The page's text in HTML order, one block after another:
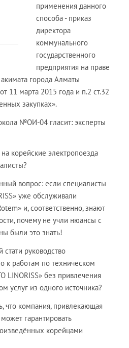
применения данного
способа - приказ
директора
коммунального
государственного
предприятия на праве
города Алматы
11 марта 2015 года и п.2 ст.32
закупках».
№ОИ-04 гласит: эксперты
корейские электропоезда
вопрос: если специалисты
уже обслуживали
и, соответственно, знают
почему не учли нюансы с
были это знать!
стати руководство
к работам по техническом
LINORISS» без привлечения
услуг из одного источника?
что компания, привлекающая
гарантировать
корейцами